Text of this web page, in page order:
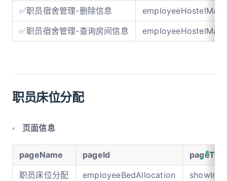
✅职员宿舍管理-删除信息
✅职员宿舍管理-查询房间信息
职员床位分配
页面信息
pageName pageId
职员床位分配
employeeBedAllocation